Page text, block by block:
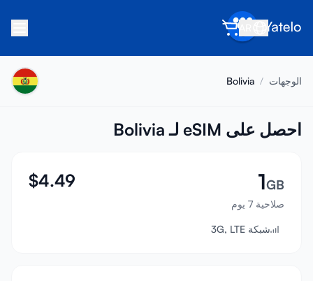
عن Yatelo
أحل صديقاً
كن شريكاً
مركز المساعدة
الوجهات /
Bolivia
احصل على eSIM لـ Bolivia
1GB
صلاحية 7 يوم
$4.49
شبكة 3G, LTE